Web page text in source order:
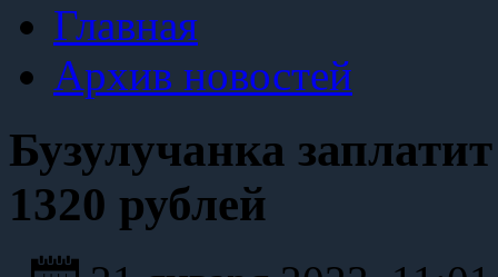
Главная
Архив новостей
Бузулучанка
1320 рублей